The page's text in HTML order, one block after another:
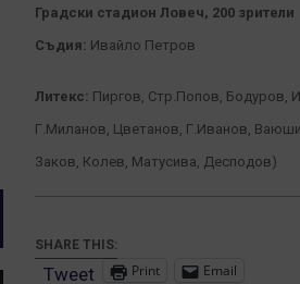
Градски стадион Ловеч, 200 зрители
Съдия: Ивайло Петров
Литекс: Пиргов, Стр.Попов, Бодуров,
Г.Миланов, Цветанов, Г.Иванов,
Заков, Колев, Матусива, Десподов)
SHARE THIS:
Tweet Print Email